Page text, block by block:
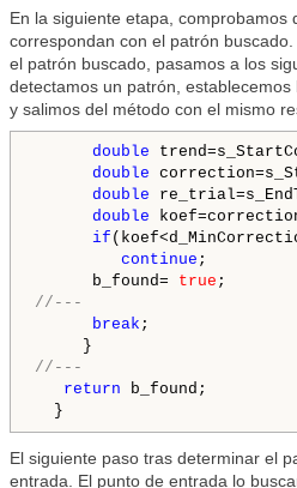
En la siguiente etapa, comprobamos
correspondan con el patrón
el patrón buscado, pasamos a los
detectamos un patrón,
y salimos del método con el mismo
double
double
double
double
if
continue ;
b_found= true
//---
break ;
//---
return b_found;
El siguiente paso tras determinar el
entrada. El punto de entrada lo